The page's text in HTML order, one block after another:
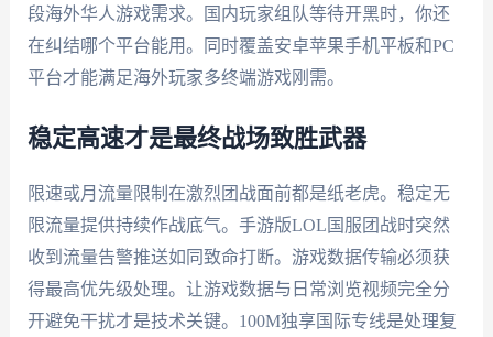
段海外华人游戏需求。国内玩家组队等待开黑时，你还
在纠结哪个平台能用。同时覆盖安卓苹果手机平板和PC
平台才能满足海外玩家多终端游戏刚需。
稳定高速才是最终战场致胜武器
限速或月流量限制在激烈团战面前都是纸老虎。稳定无
限流量提供持续作战底气。手游版LOL国服团战时突然
收到流量告警推送如同致命打断。游戏数据传输必须获
得最高优先级处理。让游戏数据与日常浏览视频完全分
开避免干扰才是技术关键。100M独享国际专线是处理复